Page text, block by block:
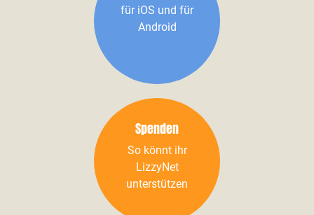
für iOS und für
Android
Spenden
So könnt ihr
LizzyNet
unterstützen